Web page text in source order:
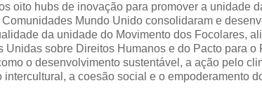
oito hubs de inovação para promover a unidade
Mundo Unido consolidaram e
da unidade do Movimento dos Focolares,
Unidas sobre Direitos Humanos e do Pacto para
o desenvolvimento sustentável, a ação pelo
intercultural, a coesão social e o empoderamento